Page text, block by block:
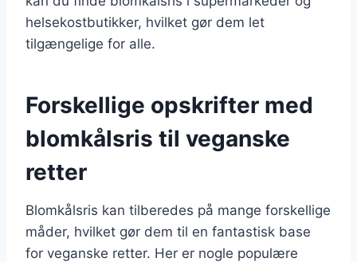
helsekostbutikker, hvilket gør dem let
tilgængelige for alle.
Forskellige opskrifter med
blomkålsris til veganske
retter
Blomkålsris kan tilberedes på mange forskellige
måder, hvilket gør dem til en fantastisk base
for veganske retter. Her er nogle populære